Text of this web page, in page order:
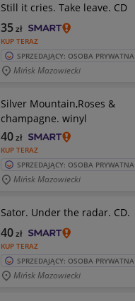
Still it cries. Take leave. CD
KUP TERAZ
35zł
SPRZEDAJĄCY: OSOBA PRYWATNA
Mińsk Mazowiecki
Silver Mountain,Roses &
champagne. winyl
KUP TERAZ
40zł
SPRZEDAJĄCY: OSOBA PRYWATNA
Mińsk Mazowiecki
Sator. Under the radar. CD.
KUP TERAZ
40zł
SPRZEDAJĄCY: OSOBA PRYWATNA
Mińsk Mazowiecki